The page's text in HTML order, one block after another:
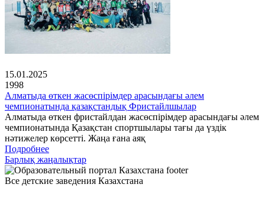
15.01.2025
1998
Алматыда өткен жасөспірімдер арасындағы әлем
чемпионатында қазақстандық Фристайлшылар
Алматыда өткен фристайлдан жасөспірімдер арасындағы әлем
чемпионатында Қазақстан спортшылары тағы да үздік
нәтижелер көрсетті. Жаңа ғана аяқ
Подробнее
Барлық жаңалықтар
Все детские заведения Казахстана